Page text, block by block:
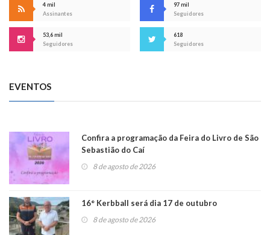
4 mil
Assinantes
97 mil
Seguidores
53,6 mil
Seguidores
618
Seguidores
EVENTOS
Confira a programação da Feira do Livro de São
Sebastião do Caí
8 de agosto de 2026
16° Kerbball será dia 17 de outubro
8 de agosto de 2026